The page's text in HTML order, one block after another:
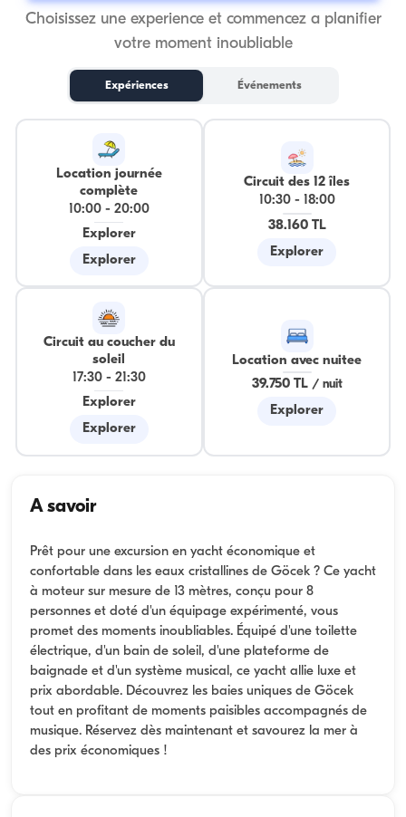
Choisissez une experience et commencez a planifier
votre moment inoubliable
Expériences Événements
Location journée
complète
10:00- 20:00
Explorer
Explorer
Circuit des 12 îles
10:30- 18:00
38.160 TL
Explorer
Circuit au coucher du
soleil
17:30- 21:30
Explorer
Explorer
Location avec nuitee
39.750 TL/ nuit
Explorer
A savoir
Prêt pour une excursion en yacht économique et
confortable dans les eaux cristallines de Göcek ? Ce yacht
à moteur sur mesure de 13 mètres, conçu pour 8
personnes et doté d'un équipage expérimenté, vous
promet des moments inoubliables. Équipé d'une toilette
électrique, d'un bain de soleil, d'une plateforme de
baignade et d'un système musical, ce yacht allie luxe et
prix abordable. Découvrez les baies uniques de Göcek
tout en profitant de moments paisibles accompagnés de
musique. Réservez dès maintenant et savourez la mer à
des prix économiques !